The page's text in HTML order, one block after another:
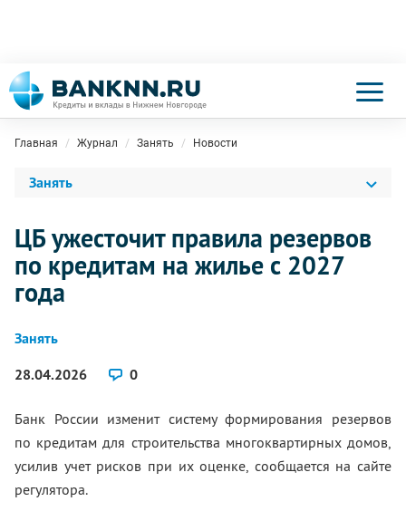
Главная Журнал Занять Новости
Занять
ЦБ ужесточит правила резервов
по кредитам на жилье с 2027
года
Занять
28.04.2026
0
Банк России изменит систему формирования резервов
по кредитам для строительства многоквартирных домов,
усилив учет рисков при их оценке, сообщается на сайте
регулятора.